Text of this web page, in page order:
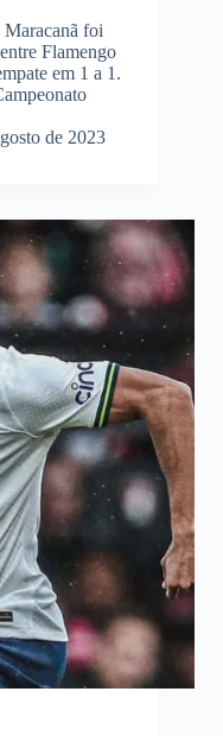
foi
Flamengo
em 1 a 1.
de 2023